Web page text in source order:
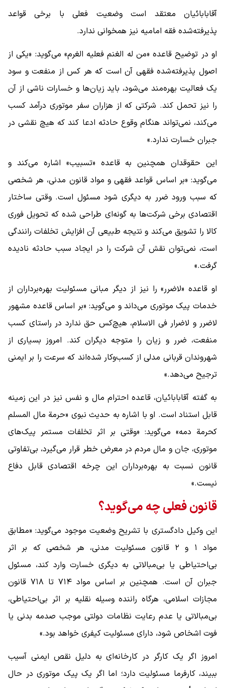
آقابابائیان معتقد است وضعیت فعلی با برخی قواعد
پذیرفته‌شده فقه امامیه نیز همخوانی ندارد.
او در توضیح قاعده «من له الغنم فعلیه الغرم» می‌گوید: «یکی از
اصول پذیرفته‌شده فقهی آن است که هر کس از منفعت و سود
یک فعالیت بهره‌مند می‌شود، باید زیان‌ها و خسارات ناشی از آن
را نیز تحمل کند. شرکتی که از هزاران سفر موتوری درآمد کسب
می‌کند، نمی‌تواند هنگام وقوع حادثه ادعا کند که هیچ نقشی در
جبران خسارت ندارد.»
این حقوقدان همچنین به قاعده «تسبیب» اشاره می‌کند و
می‌گوید: «بر اساس قواعد فقهی و مواد قانون مدنی، هر شخصی
که سبب ورود ضرر به دیگری شود مسئول است. وقتی ساختار
اقتصادی برخی شرکت‌ها به گونه‌ای طراحی شده که تحویل فوری
کالا را تشویق می‌کند و نتیجه طبیعی آن افزایش تخلفات رانندگی
است، نمی‌توان نقش آن شرکت را در ایجاد سبب حادثه نادیده
گرفت.»
او قاعده «لاضرر» را نیز از دیگر مبانی مسئولیت بهره‌برداران از
خدمات پیک موتوری می‌داند و می‌گوید: «بر اساس قاعده مشهور
لاضرر و لاضرار فی الاسلام، هیچ‌کس حق ندارد در راستای کسب
منفعت، ضرر و زیان را متوجه دیگران کند. امروز بسیاری از
شهروندان قربانی مدلی از کسب‌وکار شده‌اند که سرعت را بر ایمنی
ترجیح می‌دهد.»
به گفته آقابابائیان، قاعده احترام مال و نفس نیز در این زمینه
قابل استناد است. او با اشاره به حدیث نبوی «حرمة مال المسلم
کحرمة دمه» می‌گوید: «وقتی بر اثر تخلفات مستمر پیک‌های
موتوری، جان و مال مردم در معرض خطر قرار می‌گیرد، بی‌تفاوتی
قانون نسبت به بهره‌برداران این چرخه اقتصادی قابل دفاع
نیست.»
قانون فعلی چه می‌گوید؟
این وکیل دادگستری با تشریح وضعیت موجود می‌گوید: «مطابق
مواد ۱ و ۲ قانون مسئولیت مدنی، هر شخصی که بر اثر
بی‌احتیاطی یا بی‌مبالاتی به دیگری خسارت وارد کند، مسئول
جبران آن است. همچنین بر اساس مواد ۷۱۴ تا ۷۱۸ قانون
مجازات اسلامی، هرگاه راننده وسیله نقلیه بر اثر بی‌احتیاطی،
بی‌مبالاتی یا عدم رعایت نظامات دولتی موجب صدمه بدنی یا
فوت اشخاص شود، دارای مسئولیت کیفری خواهد بود.»
امروز اگر یک کارگر در کارخانه‌ای به دلیل نقص ایمنی آسیب
ببیند، کارفرما مسئولیت دارد؛ اما اگر یک پیک موتوری در حال